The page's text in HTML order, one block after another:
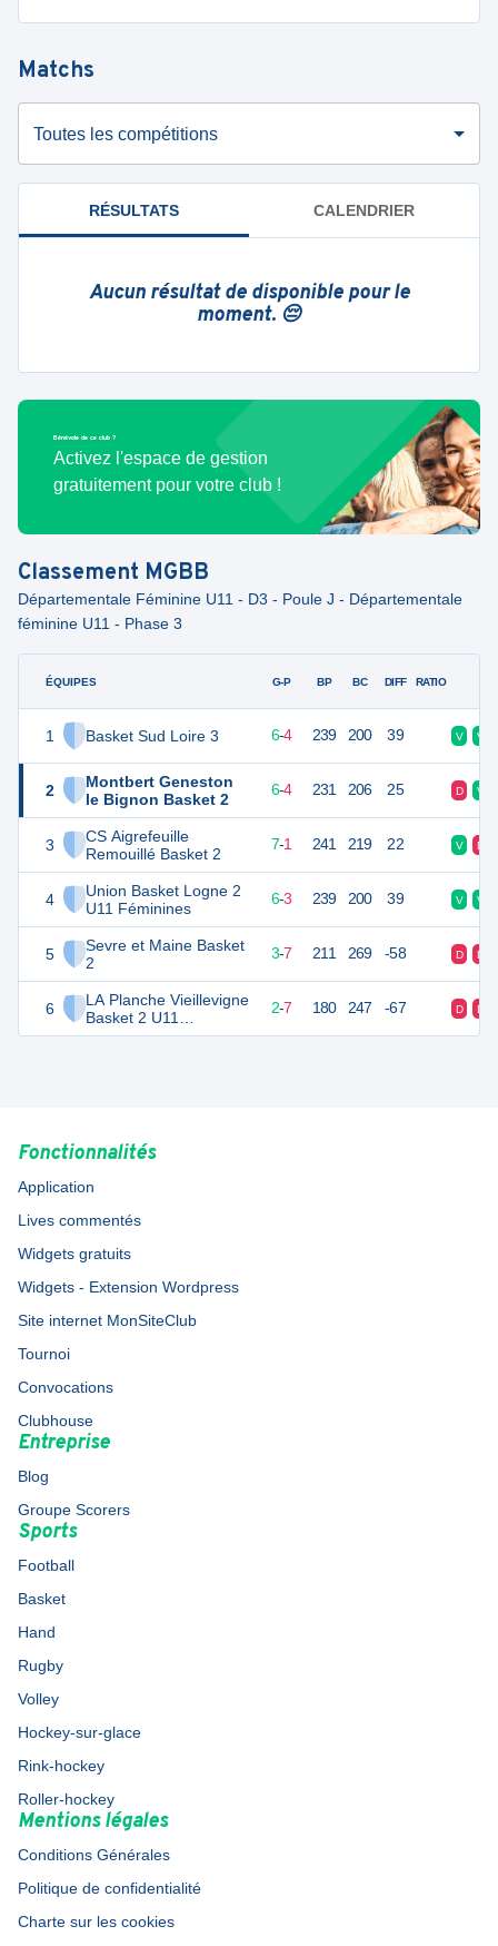
Matchs
Toutes les compétitions
RÉSULTATS CALENDRIER
Aucun résultat de disponible pour le
moment. 😔
Bénévole de ce club ?
Activez l'espace de gestion
gratuitement pour votre club !
Classement MGBB
Départementale Féminine U11 - D3 - Poule J - Départementale
féminine U11 - Phase 3
ÉQUIPES
1 Basket Sud Loire 3
2
Montbert Geneston
le Bignon Basket 2
3
CS Aigrefeuille
Remouillé Basket 2
4
Union Basket Logne 2
U11 Féminines
5
Sevre et Maine Basket
2
6
LA Planche Vieillevigne
Basket 2 U11
Féminines
G-P BP BC DIFF RATIO
16 6-4 239 200 39 V V
16 10 6-4 231 206 25 D V
7-1 241 219 22 V D
15 10 6-3 239 200 39 V V
13 10 3-7 211 269 -58 D D
11 10 2-7 180 247 -67 D D
Fonctionnalités
Application
Lives commentés
Widgets gratuits
Widgets - Extension Wordpress
Site internet MonSiteClub
Tournoi
Convocations
Clubhouse
Entreprise
Blog
Groupe Scorers
Sports
Football
Basket
Hand
Rugby
Volley
Hockey-sur-glace
Rink-hockey
Roller-hockey
Mentions légales
Conditions Générales
Politique de confidentialité
Charte sur les cookies